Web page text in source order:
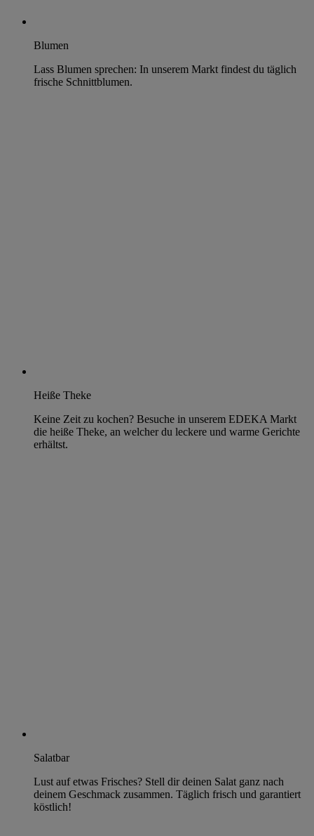
Blumen
Lass Blumen sprechen: In unserem Markt findest du täglich
frische Schnittblumen.
Heiße Theke
Keine Zeit zu kochen? Besuche in unserem EDEKA Markt
die heiße Theke, an welcher du leckere und warme Gerichte
erhältst.
Salatbar
Lust auf etwas Frisches? Stell dir deinen Salat ganz nach
deinem Geschmack zusammen. Täglich frisch und garantiert
köstlich!